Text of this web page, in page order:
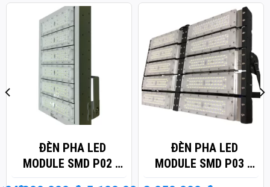
ĐÈN PHA LED
MODULE SMD P02 –
CÔNG SUẤT 300W
ĐÈN PHA LED
MODULE SMD P03 –
CÔNG SUẤT 500W